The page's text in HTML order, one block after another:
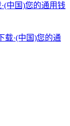
中国)您的通用钱
载·(中国)您的通